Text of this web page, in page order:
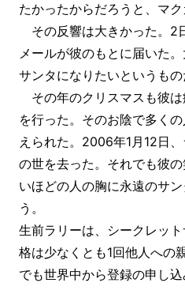
たかったからだろうと、マク
その反響は大きかった。2
メールが彼のもとに届いた
サンタになりたいというもの
その年のクリスマスも彼
を行った。そのお陰で多く
えられた。2006年1月12日
の世を去った。それでも彼
いほどの人の胸に永遠のサ
う。
生前ラリーは、シークレッ
格は少なくとも1回他人への
でも世界中から登録の申し込